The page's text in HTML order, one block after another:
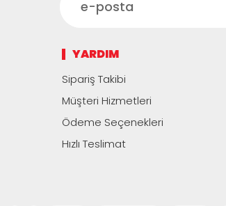
YARDIM
Sipariş Takibi
Müşteri Hizmetleri
Ödeme Seçenekleri
Hızlı Teslimat